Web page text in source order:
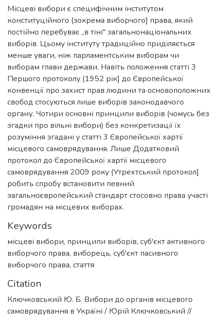
Місцеві вибори є специфічним інститутом
конституційного (зокрема виборчого] права, який
постійно перебуває „в тіні" загальнонаціональних
виборів. Цьому інституту традиційно приділяється
менше уваги, ніж парламентським виборам чи
виборам глави держави. Навіть положення статті 3
Першого протоколу (1952 рік] до Європейської
конвенції про захист прав людини та основоположних
свобод стосуються лише виборів законодавчого
органу. Чотири основні принципи виборів (чомусь без
згадки про вільні вибори) без конкретизації їх
розуміння згадані у статті 3 Європейської хартії
місцевого самоврядування. Лише Додатковий
протокол до Європейської хартії місцевого
самоврядування 2009 року (Утрехтський протокол]
робить спробу встановити певний
загальноєвропейський стандарт стосовно права участі
громадян на місцевих виборах.
Keywords
місцеві вибори, принципи виборів, суб'єкт активного
виборчого права, виборець, суб'єкт пасивного
виборчого права, стаття
Citation
Ключковський Ю. Б. Вибори до органів місцевого
самоврядування в Україні / Юрій Ключковський //